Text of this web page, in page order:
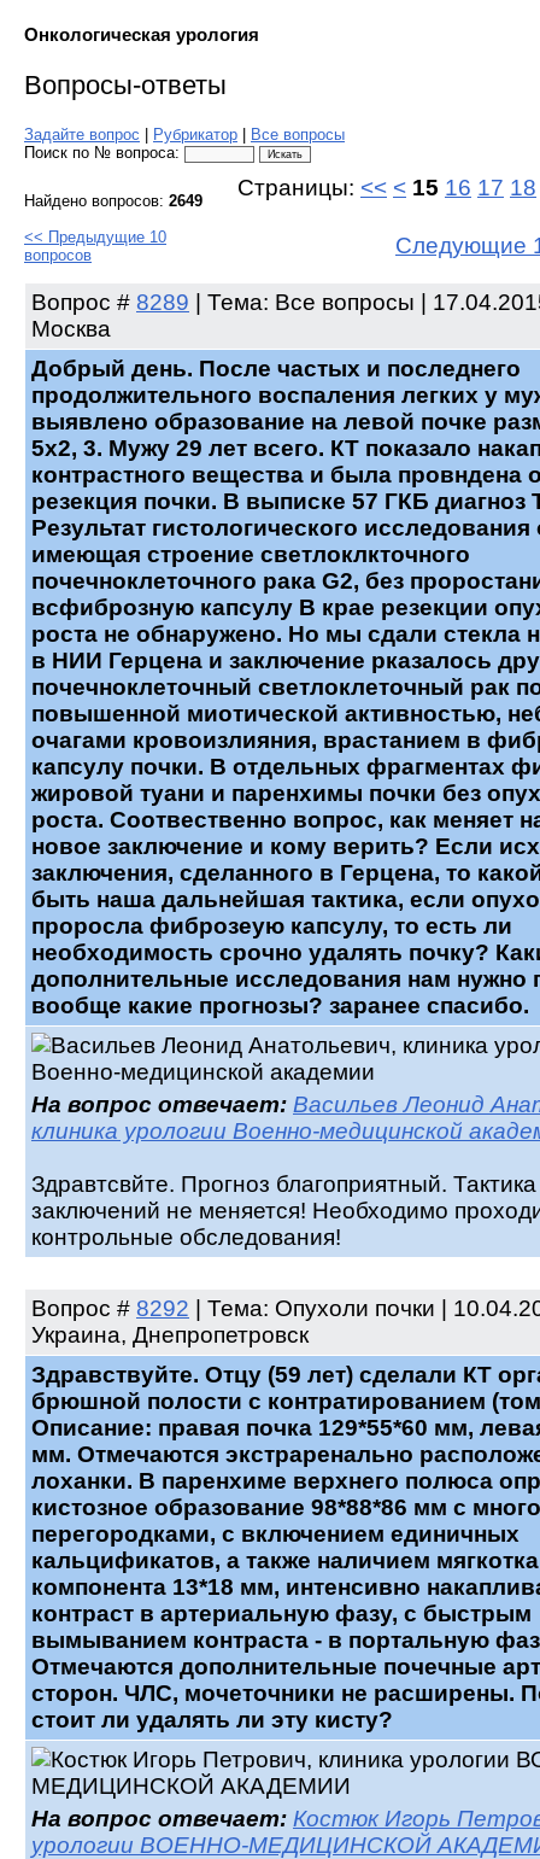
Онкологическая урология
Вопросы-ответы
Задайте вопрос Рубрикатор
Все вопросы
Поиск по № вопроса:
Найдено вопросов: 2649
Страницы: << < 15 16 17 18
<< Предыдущие 10
вопросов
Следующие
Вопрос # 8289 | Тема: Все вопросы |
Москва
Добрый день. После частых и последнего
продолжительного воспаления легких у
выявлено образование на левой почке
5х2, 3. Мужу 29 лет всего. КТ показало
контрастного вещества и была провндена
резекция почки. В выписке 57 ГКБ диагноз
Результат гистологического
имеющая строение светлоклкточного
почечноклеточного рака G2, без
всфиброзную капсулу В крае резекции
роста не обнаружено. Но мы сдали стекла
в НИИ Герцена и заключение рказалось
почечноклеточный светлоклеточный рак
повышенной миотической активностью,
очагами кровоизлияния, врастанием в
капсулу почки. В отдельных фрагментах
жировой туани и паренхимы почки без
роста. Соотвественно вопрос, как меняет
новое заключение и кому верить? Если
заключения, сделанного в Герцена, то
быть наша дальнейшая тактика, если
проросла фиброзеую капсулу, то есть ли
необходимость срочно удалять почку?
дополнительные исследования нам нужно
вообще какие прогнозы? заранее спасибо.
На вопрос отвечает: Васильев Леонид
клиника урологии Военно-медицинской
Здравтсвйте. Прогноз благоприятный.
заключений не меняется! Необходимо
контрольные обследования!
Вопрос # 8292 | Тема: Опухоли почки |
Украина, Днепропетровск
Здравствуйте. Отцу (59 лет) сделали КТ
брюшной полости с контратированием
Описание: правая почка 129*55*60 мм,
мм. Отмечаются экстраренально
лоханки. В паренхиме верхнего полюса
кистозное образование 98*88*86 мм с
перегородками, с включением единичных
кальцификатов, а также наличием
компонента 13*18 мм, интенсивно
контраст в артериальную фазу, с быстрым
вымыванием контраста - в портальную
Отмечаются дополнительные почечные
сторон. ЧЛС, мочеточники не расширены.
стоит ли удалять ли эту кисту?
На вопрос отвечает: Костюк Игорь
урологии ВОЕННО-МЕДИЦИНСКОЙ